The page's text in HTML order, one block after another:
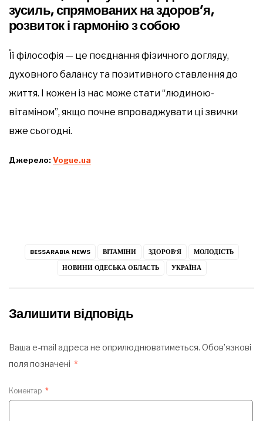
зусиль, спрямованих на здоров’я,
розвиток і гармонію з собою
Її філософія — це поєднання фізичного догляду,
духовного балансу та позитивного ставлення до
життя. І кожен із нас може стати “людиною-
вітаміном”, якщо почне впроваджувати ці звички
вже сьогодні.
Джерело: Vogue.ua
BESSARABIA NEWS ВІТАМІНИ ЗДОРОВ’Я
МОЛОДІСТЬ
НОВИНИ ОДЕСЬКА ОБЛАСТЬ
УКРАЇНА
Залишити відповідь
Ваша e-mail адреса не оприлюднюватиметься. Обов’язкові
поля позначені *
Коментар *